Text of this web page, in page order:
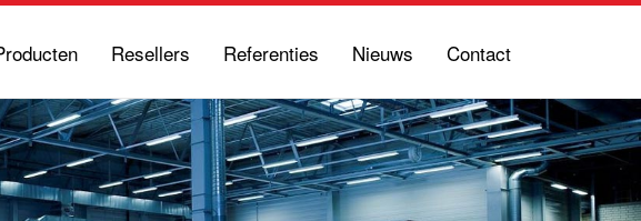
Resellers Referenties Nieuws Contact